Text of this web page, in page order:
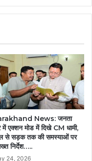
News: जनता
में एक्शन मोड में दिखे CM धामी,
से सड़क तक की समस्याओं पर
निर्देश…..
24, 2026